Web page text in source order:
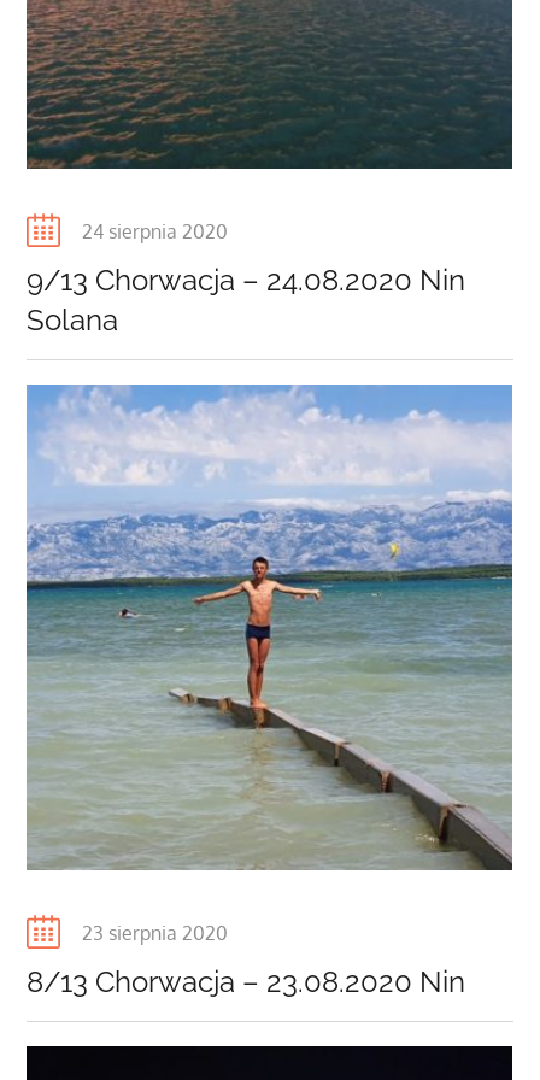
Posted
24 sierpnia 2020
9/13 Chorwacja – 24.08.2020 Nin
Solana
Posted
23 sierpnia 2020
8/13 Chorwacja – 23.08.2020 Nin